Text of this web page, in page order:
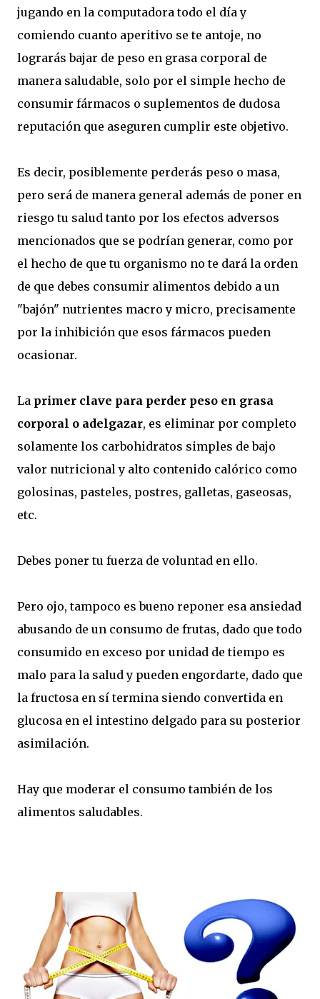
jugando en la computadora todo el día y
comiendo cuanto aperitivo se te antoje, no
lograrás bajar de peso en grasa corporal de
manera saludable, solo por el simple hecho de
consumir fármacos o suplementos de dudosa
reputación que aseguren cumplir este objetivo.
Es decir, posiblemente perderás peso o masa,
pero será de manera general además de poner en
riesgo tu salud tanto por los efectos adversos
mencionados que se podrían generar, como por
el hecho de que tu organismo no te dará la orden
de que debes consumir alimentos debido a un
"bajón" nutrientes macro y micro, precisamente
por la inhibición que esos fármacos pueden
ocasionar.
La primer clave para perder peso en grasa
corporal o adelgazar, es eliminar por completo
solamente los carbohidratos simples de bajo
valor nutricional y alto contenido calórico como
golosinas, pasteles, postres, galletas, gaseosas,
etc.
Debes poner tu fuerza de voluntad en ello.
Pero ojo, tampoco es bueno reponer esa ansiedad
abusando de un consumo de frutas, dado que todo
consumido en exceso por unidad de tiempo es
malo para la salud y pueden engordarte, dado que
la fructosa en sí termina siendo convertida en
glucosa en el intestino delgado para su posterior
asimilación.
Hay que moderar el consumo también de los
alimentos saludables.